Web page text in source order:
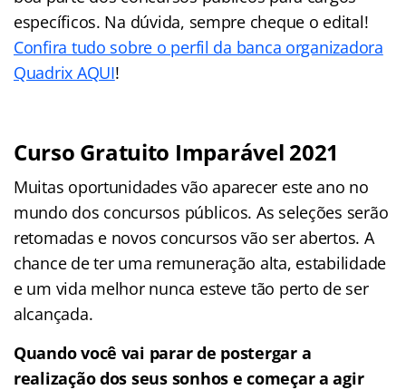
específicos. Na dúvida, sempre cheque o edital!
Confira tudo sobre o perfil da banca organizadora
Quadrix AQUI!
Curso Gratuito Imparável 2021
Muitas oportunidades vão aparecer este ano no
mundo dos concursos públicos. As seleções serão
retomadas e novos concursos vão ser abertos. A
chance de ter uma remuneração alta, estabilidade
e um vida melhor nunca esteve tão perto de ser
alcançada.
Quando você vai parar de postergar a
realização dos seus sonhos e começar a agir